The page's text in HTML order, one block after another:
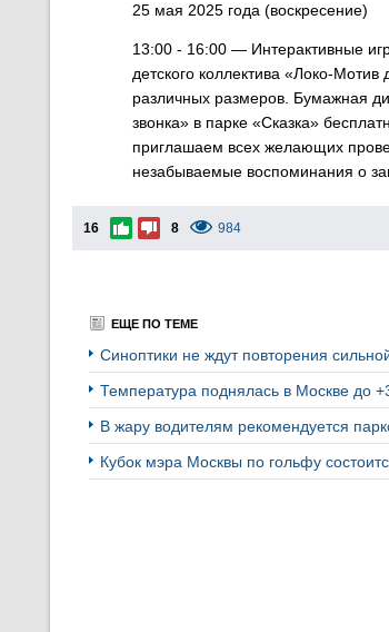
25 мая 2025 года (воскресение)
13:00 - 16:00 — Интерактивные
детского коллектива «Локо-
различных размеров. Бумажная
звонка» в парке «Сказка»
приглашаем всех желающих
незабываемые воспоминания о
16 8 984
ЕЩЕ ПО ТЕМЕ
Синоптики не ждут повторения
Температура поднялась в Москве до
В жару водителям рекомендуется
Кубок мэра Москвы по гольфу